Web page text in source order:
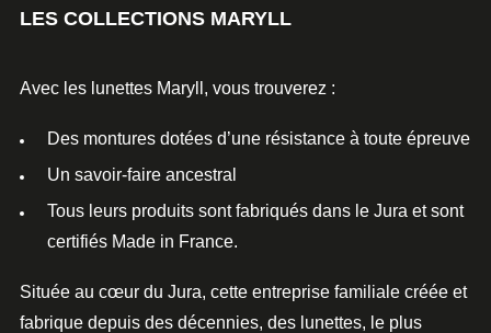
LES COLLECTIONS MARYLL
Avec les lunettes Maryll, vous trouverez :
Des montures dotées d’une résistance à toute épreuve
Un savoir-faire ancestral
Tous leurs produits sont fabriqués dans le Jura et sont
certifiés Made in France.
Située au cœur du Jura, cette entreprise familiale créée et
fabrique depuis des décennies, des lunettes, le plus